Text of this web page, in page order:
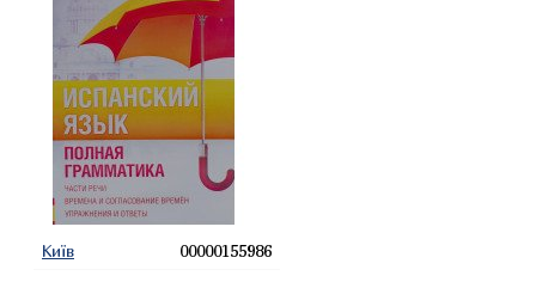
Київ 00000155986